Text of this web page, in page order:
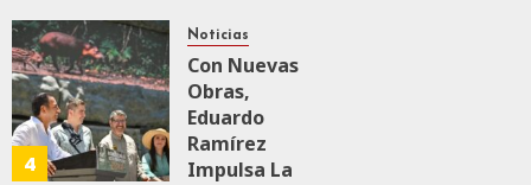
A México Para
Nueva
Economía
AGOSTO 5, 2026
0
71
4
Noticias
Con Nuevas
Obras,
Eduardo
Ramírez
Impulsa La